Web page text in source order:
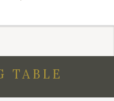
TABLE